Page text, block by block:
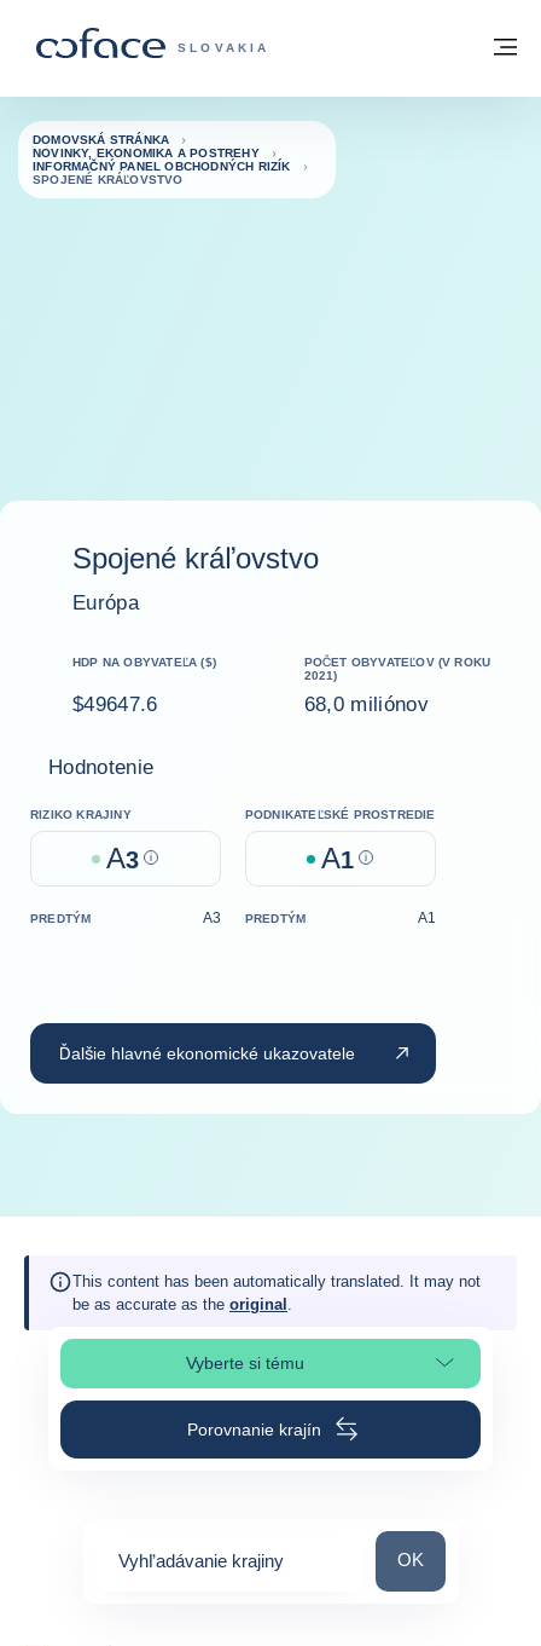
COFACE FOR TRADE - WEBOVÁ
SLOVAKIA
Späť na domovskú stránku
DOMOVSKÁ STRÁNKA
NOVINKY, EKONOMIKA A POSTREHY
INFORMAČNÝ PANEL OBCHODNÝCH RIZÍK
SPOJENÉ KRÁĽOVSTVO
Spojené kráľovstvo
Európa
HDP NA OBYVATEĽA ($)
$49647.6
POČET OBYVATEĽOV (V ROKU
2021)
68,0 miliónov
Hodnotenie
RIZIKO KRAJINY
A3 Help
PODNIKATEĽSKÉ PROSTREDIE
A1 Help
PREDTÝM A3 PREDTÝM A1
Ďalšie hlavné ekonomické ukazovatele
This content has been automatically translated. It may not
be as accurate as the original .
Vyberte si témuVýber časti stránky
Porovnanie krajín
Vyhľadávanie krajiny Vyhľadávanie
OK